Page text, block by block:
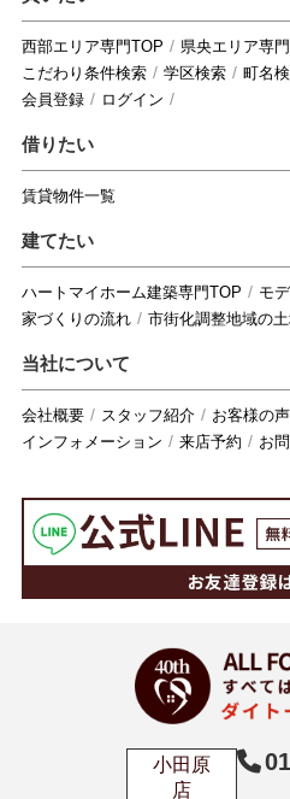
西部エリア専門TOP 県央エリア専
こだわり条件検索
学区検索 町名
会員登録
ログイン
借りたい
賃貸物件一覧
建てたい
ハートマイホーム建築専門TOP モ
家づくりの流れ
市街化調整地域の
当社について
会社概要 スタッフ紹介 お客様の声
インフォメーション
来店予約 お
小田原
店